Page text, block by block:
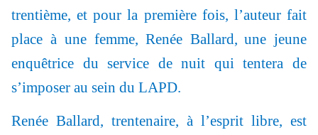
trentième, et pour la première fois, l’auteur fait
place à une femme, Renée Ballard, une jeune
enquêtrice du service de nuit qui tentera de
s’imposer au sein du LAPD.
Renée Ballard, trentenaire, à l’esprit libre, est